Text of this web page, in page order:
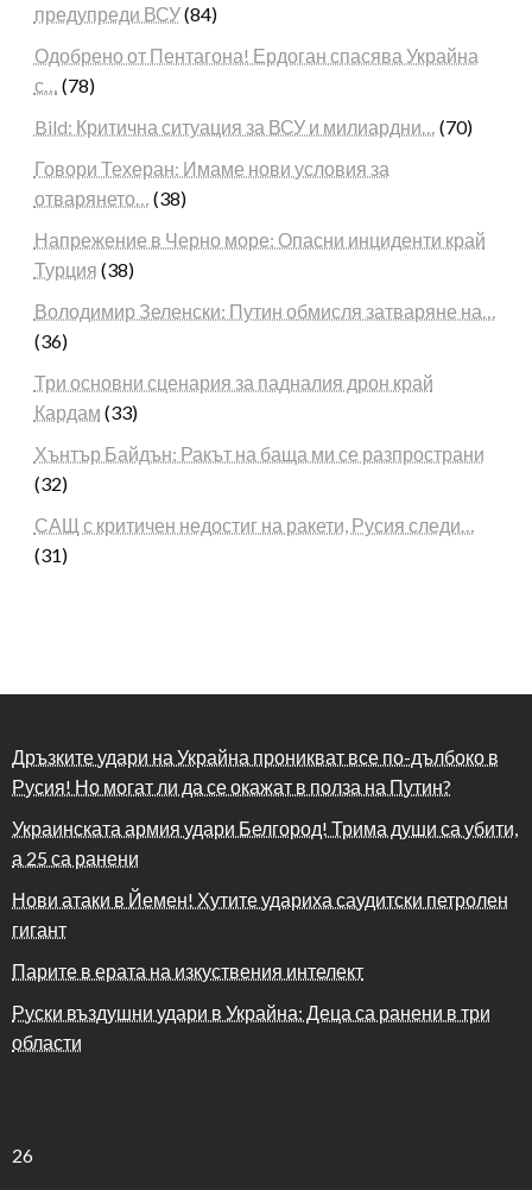
предупреди ВСУ(84)
Одобрено от Пентагона! Ердоган спасява Украйна
с… (78)
Bild: Критична ситуация за ВСУ и милиардни… (70)
Говори Техеран: Имаме нови условия за
отварянето… (38)
Напрежение в Черно море: Опасни инциденти край
Турция (38)
Володимир Зеленски: Путин обмисля затваряне на…
(36)
Три основни сценария за падналия дрон край
Кардам (33)
Хънтър Байдън: Ракът на баща ми се разпространи
(32)
САЩ с критичен недостиг на ракети, Русия следи…
(31)
Дръзките удари на Украйна проникват все по-дълбоко в
Русия! Но могат ли да се окажат в полза на Путин?
Украинската армия удари Белгород! Трима души са убити,
а 25 са ранени
Нови атаки в Йемен! Хутите удариха саудитски петролен
гигант
Парите в ерата на изкуствения интелект
Руски въздушни удари в Украйна: Деца са ранени в три
области
26